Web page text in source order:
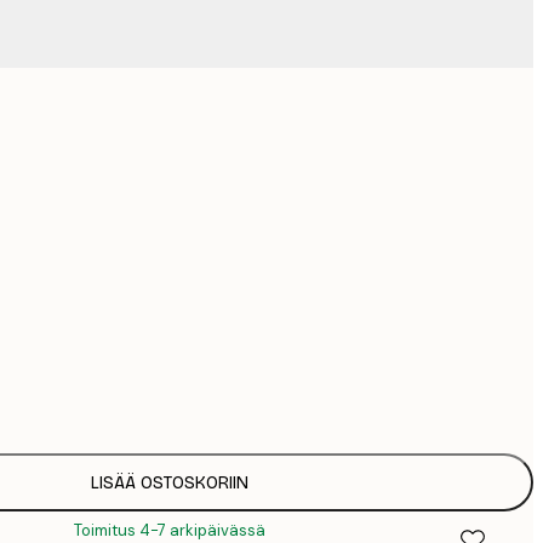
LISÄÄ OSTOSKORIIN
Toimitus 4-7 arkipäivässä